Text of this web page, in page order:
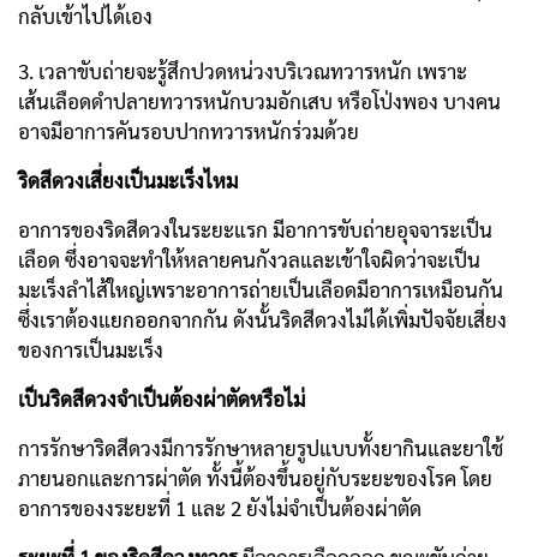
กลับเข้าไปได้เอง
3. เวลาขับถ่ายจะรู้สึกปวดหน่วงบริเวณทวารหนัก เพราะ
เส้นเลือดดำปลายทวารหนักบวมอักเสบ หรือโป่งพอง บางคน
อาจมีอาการคันรอบปากทวารหนักร่วมด้วย
ริดสีดวงเสี่ยงเป็นมะเร็งไหม
อาการของริดสีดวงในระยะแรก มีอาการขับถ่ายอุจจาระเป็น
เลือด ซึ่งอาจจะทำให้หลายคนกังวลและเข้าใจผิดว่าจะเป็น
มะเร็งลำไส้ใหญ่เพราะอาการถ่ายเป็นเลือดมีอาการเหมือนกัน
ซึ่งเราต้องแยกออกจากกัน ดังนั้นริดสีดวงไม่ได้เพิ่มปัจจัยเสี่ยง
ของการเป็นมะเร็ง
เป็นริดสีดวงจำเป็นต้องผ่าตัดหรือไม่
การรักษาริดสีดวงมีการรักษาหลายรูปแบบทั้งยากินและยาใช้
ภายนอกและการผ่าตัด ทั้งนี้ต้องขึ้นอยู่กับระยะของโรค โดย
อาการของงระยะที่ 1 และ 2 ยังไม่จำเป็นต้องผ่าตัด